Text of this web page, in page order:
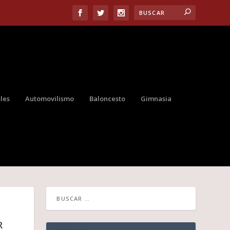
Automovilismo Baloncesto Gimnasia